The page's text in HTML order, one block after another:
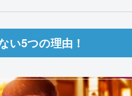
い5つの理由！